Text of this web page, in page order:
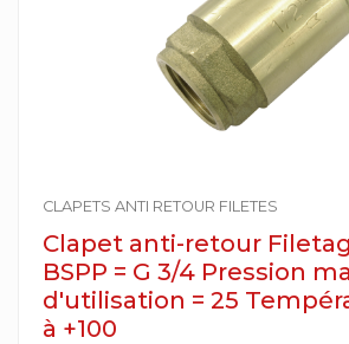
CLAPETS ANTI RETOUR FILETES
Clapet anti-retour
BSPP = G 3/4 Pression
d'utilisation = 25
à +100